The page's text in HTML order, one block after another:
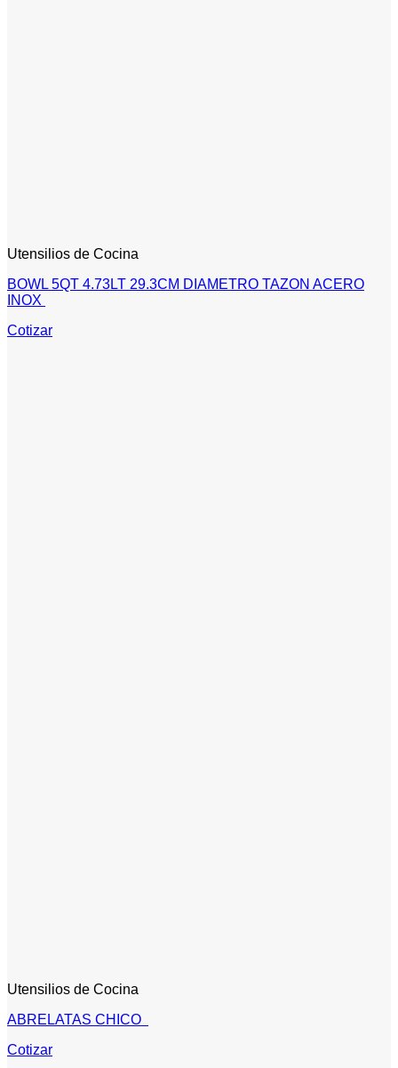
Utensilios de Cocina
BOWL 5QT 4.73LT 29.3CM DIAMETRO TAZON ACERO
INOX
Cotizar
Utensilios de Cocina
ABRELATAS CHICO
Cotizar